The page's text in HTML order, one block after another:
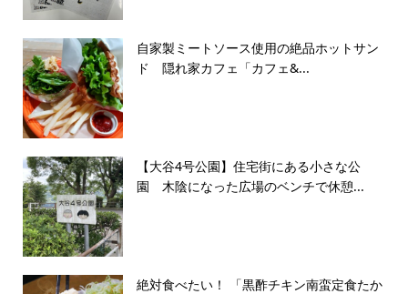
自家製ミートソース使用の絶品ホットサン
ド 隠れ家カフェ「カフェ&...
【大谷4号公園】住宅街にある小さな公
園 木陰になった広場のベンチで休憩...
絶対食べたい！ 「黒酢チキン南蛮定食たか